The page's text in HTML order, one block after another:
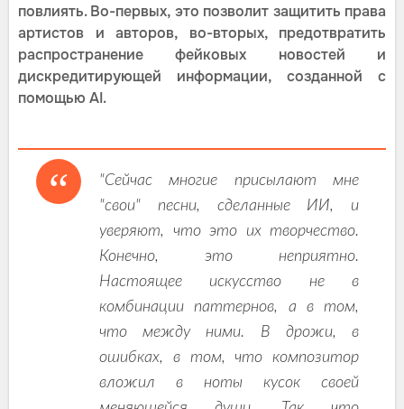
повлиять. Во-первых, это позволит защитить права
артистов и авторов, во-вторых, предотвратить
распространение фейковых новостей и
дискредитирующей информации, созданной с
помощью AI.
"Сейчас многие присылают мне
"свои" песни, сделанные ИИ, и
уверяют, что это их творчество.
Конечно, это неприятно.
Настоящее искусство не в
комбинации паттернов, а в том,
что между ними. В дрожи, в
ошибках, в том, что композитор
вложил в ноты кусок своей